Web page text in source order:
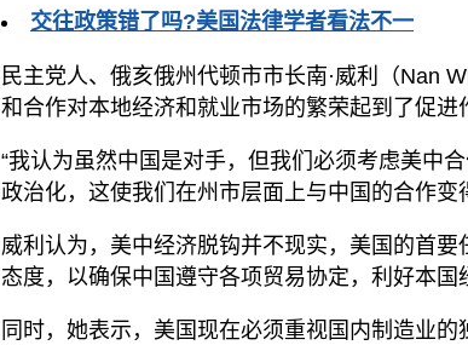
交往政策错了吗?美国法律学者看法不一
民主党人、俄亥俄州代顿市市长南·威利（Nan
和合作对本地经济和就业市场的繁荣起到了促进
“我认为虽然中国是对手，但我们必须考虑美中
政治化，这使我们在州市层面上与中国的合作变
威利认为，美中经济脱钩并不现实，美国的首
态度，以确保中国遵守各项贸易协定，利好本国
同时，她表示，美国现在必须重视国内制造业